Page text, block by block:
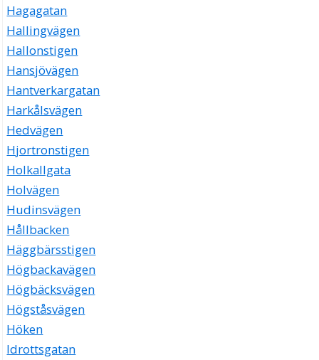
Hagagatan
Hallingvägen
Hallonstigen
Hansjövägen
Hantverkargatan
Harkålsvägen
Hedvägen
Hjortronstigen
Holkallgata
Holvägen
Hudinsvägen
Hållbacken
Häggbärsstigen
Högbackavägen
Högbäcksvägen
Högståsvägen
Höken
Idrottsgatan